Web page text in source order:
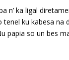
n’ ka ligal
ku kabesa na
papia so un bes